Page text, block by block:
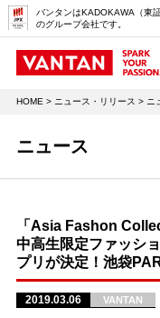
バンタンはKADOKAWA（東
のグループ会社です。
HOME > ニュース・リリース > ニ
ニュース
「Asia Fashon
中高生限定ファッシ
プリが決定！池袋
2019.03.06 VANTAN